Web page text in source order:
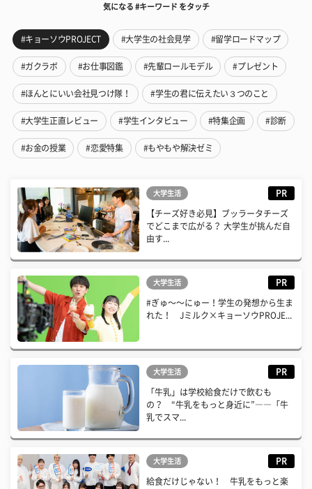
気になる #キーワード をタッチ
#キョーソウPROJECT #大学生の社会見学 #留学ロードマップ
#ガクラボ #お仕事図鑑 #先輩ロールモデル #プレゼント
#ほんとにいい会社見つけ隊！ #学生の君に伝えたい３つのこと
#大学生正直レビュー #学生インタビュー #特集企画 #診断
#お金の授業 #恋愛特集 #もやもや解決ゼミ
大学生活 PR
【チーズ好き必見】ブッラータチーズ
でどこまで広がる？ 大学生が挑んだ自
由す...
大学生活 PR
#ぎゅ〜〜にゅー！学生の発想から生ま
れた！ Jミルク×キョーソウPROJE...
大学生活 PR
「牛乳」は学校給食だけで飲むも
の？ “牛乳をもっと身近に”――「牛
乳でスマ...
大学生活 PR
給食だけじゃない！ 牛乳をもっと楽